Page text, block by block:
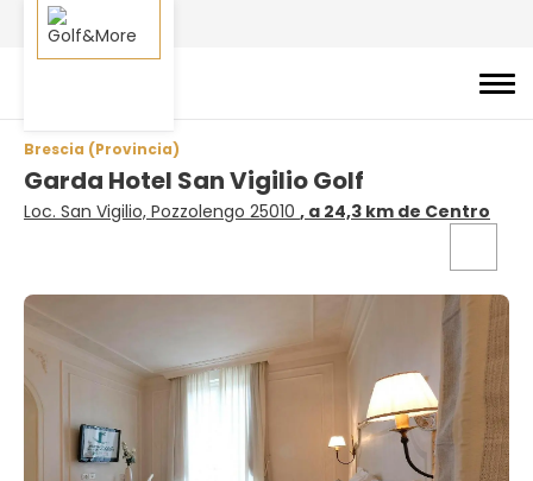
Brescia (Provincia)
Garda Hotel San Vigilio Golf
Loc. San Vigilio, Pozzolengo 25010 , a 24,3 km de Centro